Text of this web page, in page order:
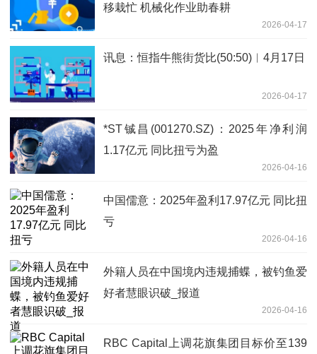
移栽忙 机械化作业助春耕
2026-04-17
讯息：恒指牛熊街货比(50:50)︱4月17日
2026-04-17
*ST铖昌(001270.SZ)：2025年净利润
1.17亿元 同比扭亏为盈
2026-04-16
中国儒意：2025年盈利17.97亿元 同比扭
亏
2026-04-16
外籍人员在中国境内违规捕蝶，被钓鱼爱
好者慧眼识破_报道
2026-04-16
RBC Capital上调花旗集团目标价至139